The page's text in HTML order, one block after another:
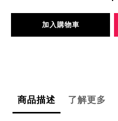
加入購物車
商品描述 了解更多